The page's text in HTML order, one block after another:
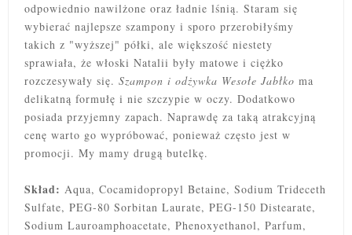
odpowiednio nawilżone oraz ładnie lśnią. Staram się
wybierać najlepsze szampony i sporo przerobiłyśmy
takich z "wyższej" półki, ale większość niestety
sprawiała, że włoski Natalii były matowe i ciężko
rozczesywały się. Szampon i odżywka Wesołe Jabłko ma
delikatną formułę i nie szczypie w oczy. Dodatkowo
posiada przyjemny zapach. Naprawdę za taką atrakcyjną
cenę warto go wypróbować, ponieważ często jest w
promocji. My mamy drugą butelkę.
Skład: Aqua, Cocamidopropyl Betaine, Sodium Trideceth
Sulfate, PEG-80 Sorbitan Laurate, PEG-150 Distearate,
Sodium Lauroamphoacetate, Phenoxyethanol, Parfum,